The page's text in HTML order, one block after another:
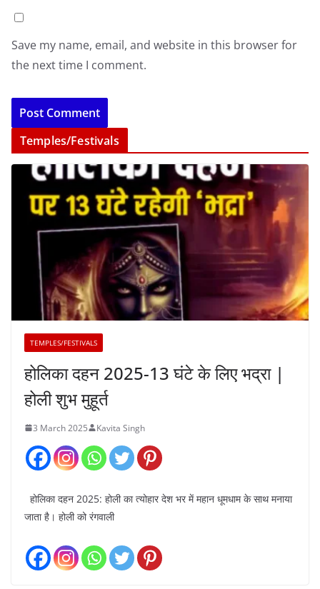
Save my name, email, and website in this browser for
the next time I comment.
Temples/Festivals
TEMPLES/FESTIVALS
होलिका दहन 2025-13 घंटे के लिए भद्रा |
होली शुभ मुहूर्त
3 March 2025 Kavita Singh
होलिका दहन 2025: होली का त्योहार देश भर में महान धूमधाम के साथ मनाया
जाता है। होली को रंगवाली